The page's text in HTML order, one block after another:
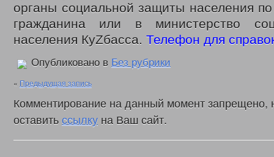
органы социальной защиты населения
гражданина или в министерство
населения КуZбасса. Телефон для
Опубликовано в Без рубрики
« Предыдущая запись
Комментирование на данный момент запрещено,
оставитьссылку на Ваш сайт.